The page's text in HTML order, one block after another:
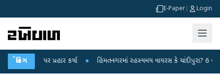
E-Paper Login
બ્રેકિંગ
પર પ્રહાર કર્યા ● હિંમતનગરમાં રહસ્યમય વાયરસ કે ચાંદીપુરા? 6 બાળકોના